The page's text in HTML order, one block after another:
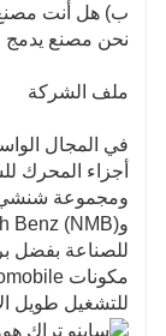
ب) هل أنت
نحن مصنع يدمج
ملف الشركة
في المجال
للصناعة بفضل
للتشغيل طويل